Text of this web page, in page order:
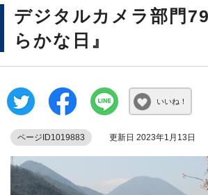
デジタルカメラ部門
らかな日』
いいね！
ページID1019883 更新日 2023年1月13日